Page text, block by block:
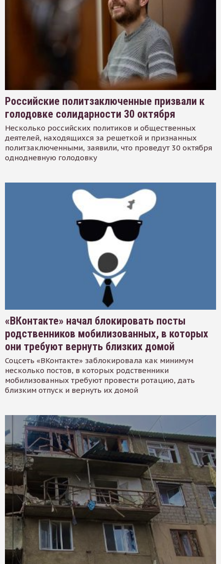
Российские политзаключенные призвали к
голодовке солидарности 30 октября
Несколько российских политиков и общественных
деятелей, находящихся за решеткой и признанных
политзаключенными, заявили, что проведут 30 октября
однодневную голодовку
«ВКонтакте» начал блокировать посты
родственников мобилизованных, в которых
они требуют вернуть близких домой
Соцсеть «ВКонтакте» заблокировала как минимум
несколько постов, в которых родственники
мобилизованных требуют провести ротацию, дать
близким отпуск и вернуть их домой